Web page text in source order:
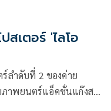
เตอร์ 'ไลโอ
ลำดับที่ 2 ของค่าย
ภาพยนตร์แอ็คชั่นแก๊งส